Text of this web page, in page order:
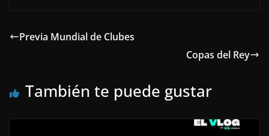
Previa Mundial de Clubes
Copas del Rey
También te puede gustar